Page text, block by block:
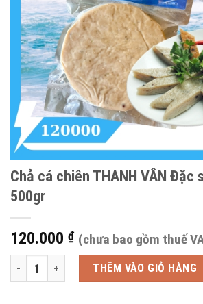
Chả cá chiên THANH VÂN Đặc
500gr
120.000 ₫ (chưa bao gồm thuế
Chả cá chiên THANH VÂN Đặc sản Quy Nhơn -
THÊM VÀO GIỎ HÀNG